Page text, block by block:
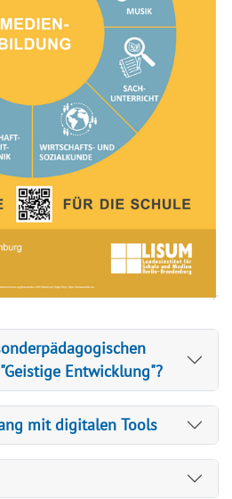
Entwicklung"?
mit digitalen Tools